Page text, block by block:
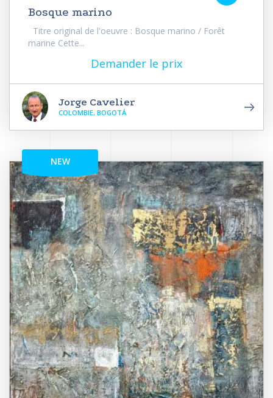
Bosque marino
Titre original de l'oeuvre : Bosque marino / Forêt
marine Cette...
Demander le prix
Jorge Cavelier
COLOMBIE, BOGOTÁ
NEW